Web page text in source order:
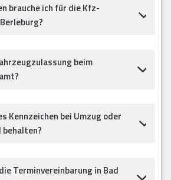
brauche ich für die Kfz-
beim
Kennzeichen bei Umzug oder
Terminvereinbarung in Bad